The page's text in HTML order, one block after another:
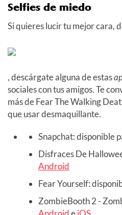
Selfies de miedo
Si quieres lucir tu mejor cara,
, descárgate alguna de estas
sociales con tus amigos. Te
más de Fear The Walking
que usar desmaquillante.
Snapchat: disponible
Disfraces De
Android
Fear Yourself:
ZombieBooth 2 -